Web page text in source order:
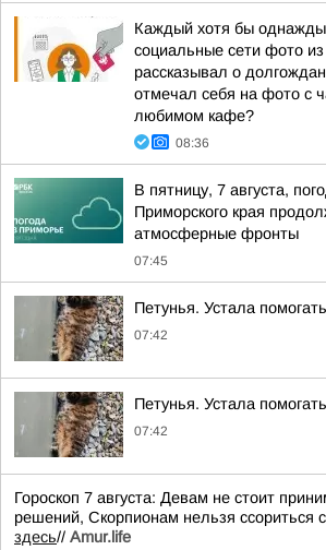
Каждый хотя бы
социальные сети фото из
рассказывал о
отмечал себя на фото с
любимом кафе?
08:36
В пятницу, 7 августа,
Приморского края
атмосферные фронты
07:45
Петунья. Устала
07:42
Петунья. Устала
07:42
Гороскоп 7 августа: Девам не стоит
решений, Скорпионам нельзя ссориться
здесь// Аmur.life